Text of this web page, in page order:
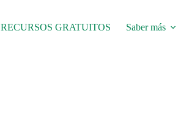
RECURSOS GRATUITOS Saber más